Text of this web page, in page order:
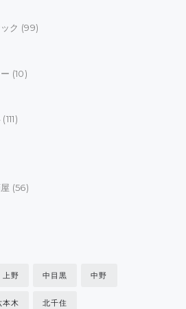
ク (99)
(10)
(111)
(56)
上野 中目黒 中野
本木 北千住